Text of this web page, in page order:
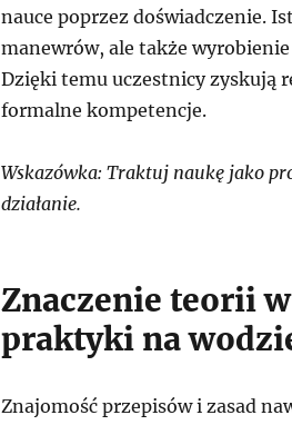
nauce poprzez doświadczenie.
manewrów, ale także
Dzięki temu uczestnicy zyskują
formalne kompetencje.
Wskazówka: Traktuj naukę jako
działanie.
Znaczenie teorii
praktyki na
Znajomość przepisów i zasad